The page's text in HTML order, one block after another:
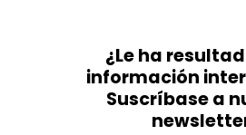
¿Le ha
información
Suscríbase a